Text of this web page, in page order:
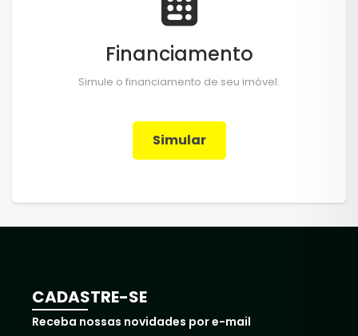
Financiamento
Simule o financiamento de seu imóvel.
Simular
CADASTRE-SE
Receba nossas novidades por e-mail